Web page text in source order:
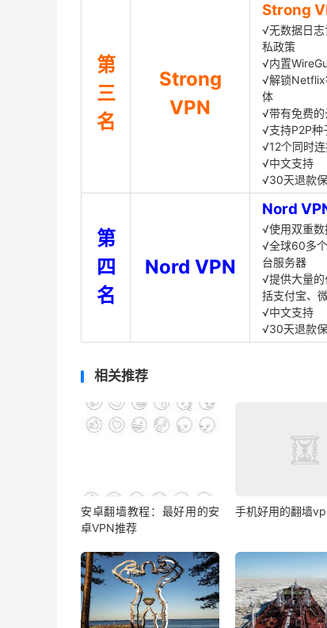
第
三
名
Strong
VPN
Strong
√无数据日
私政策
√内置
√解锁Netflix
体
√带有免费
√支持P2P种
√12个同时
√中文支持
√30天退款
第
四
名
Nord VPN
Nord
√使用双重
√全球60多
台服务器
√提供大量
括支付宝、
√中文支持
√30天退款
相关推荐
安卓翻墙教程：最好用的安
卓VPN推荐
手机好用的翻墙